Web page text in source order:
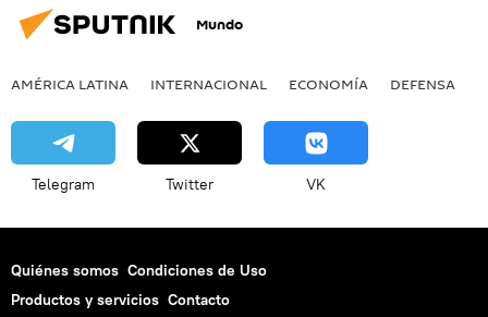
Mundo
AMÉRICA LATINA INTERNACIONAL ECONOMÍA DEFENSA
Telegram Twitter VK
Quiénes somos Condiciones de Uso
Productos y servicios Contacto